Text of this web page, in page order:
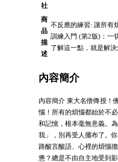
社
商
品
描
述
不反應的練習: 讓所有
訓練入門 (第2版)：一
了解這一點，就是解
內容簡介
內容簡介 東大名僧傳授！
惱！所有的煩惱都始於不
和記憶，根本毫無意義。
我」，別再受人擺布了。
路酸言酸語、心裡的煩惱
憊？總是不由自主地受到